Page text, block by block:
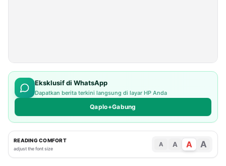
Eksklusif di WhatsApp
Dapatkan berita terkini langsung di layar HP Anda
Qaplo+Gabung
READING COMFORT
adjust the font size
A A A A